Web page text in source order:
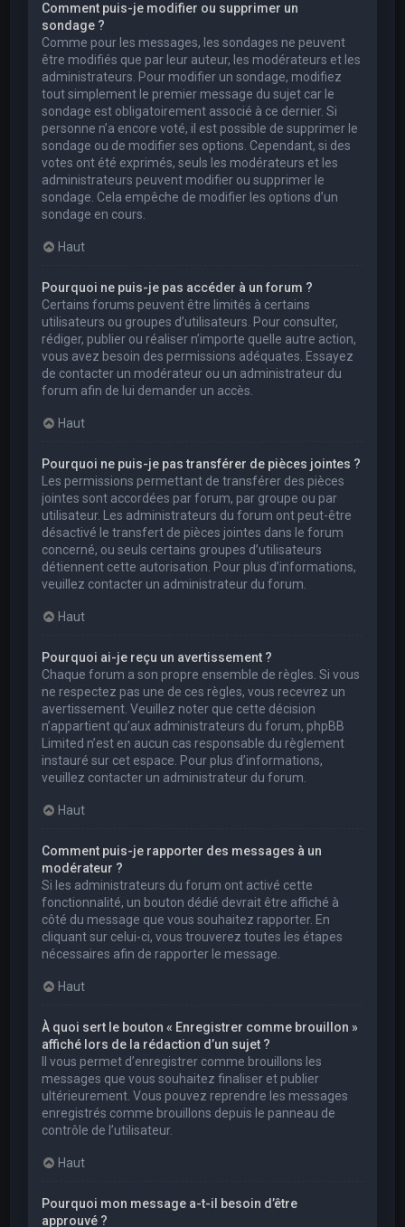
Comment puis-je modifier ou supprimer un
sondage ?
Comme pour les messages, les sondages ne peuvent
être modifiés que par leur auteur, les modérateurs et les
administrateurs. Pour modifier un sondage, modifiez
tout simplement le premier message du sujet car le
sondage est obligatoirement associé à ce dernier. Si
personne n’a encore voté, il est possible de supprimer le
sondage ou de modifier ses options. Cependant, si des
votes ont été exprimés, seuls les modérateurs et les
administrateurs peuvent modifier ou supprimer le
sondage. Cela empêche de modifier les options d’un
sondage en cours.
Haut
Pourquoi ne puis-je pas accéder à un forum ?
Certains forums peuvent être limités à certains
utilisateurs ou groupes d’utilisateurs. Pour consulter,
rédiger, publier ou réaliser n’importe quelle autre action,
vous avez besoin des permissions adéquates. Essayez
de contacter un modérateur ou un administrateur du
forum afin de lui demander un accès.
Haut
Pourquoi ne puis-je pas transférer de pièces jointes ?
Les permissions permettant de transférer des pièces
jointes sont accordées par forum, par groupe ou par
utilisateur. Les administrateurs du forum ont peut-être
désactivé le transfert de pièces jointes dans le forum
concerné, ou seuls certains groupes d’utilisateurs
détiennent cette autorisation. Pour plus d’informations,
veuillez contacter un administrateur du forum.
Haut
Pourquoi ai-je reçu un avertissement ?
Chaque forum a son propre ensemble de règles. Si vous
ne respectez pas une de ces règles, vous recevrez un
avertissement. Veuillez noter que cette décision
n’appartient qu’aux administrateurs du forum, phpBB
Limited n’est en aucun cas responsable du règlement
instauré sur cet espace. Pour plus d’informations,
veuillez contacter un administrateur du forum.
Haut
Comment puis-je rapporter des messages à un
modérateur ?
Si les administrateurs du forum ont activé cette
fonctionnalité, un bouton dédié devrait être affiché à
côté du message que vous souhaitez rapporter. En
cliquant sur celui-ci, vous trouverez toutes les étapes
nécessaires afin de rapporter le message.
Haut
À quoi sert le bouton « Enregistrer comme brouillon »
affiché lors de la rédaction d’un sujet ?
Il vous permet d’enregistrer comme brouillons les
messages que vous souhaitez finaliser et publier
ultérieurement. Vous pouvez reprendre les messages
enregistrés comme brouillons depuis le panneau de
contrôle de l’utilisateur.
Haut
Pourquoi mon message a-t-il besoin d’être
approuvé ?